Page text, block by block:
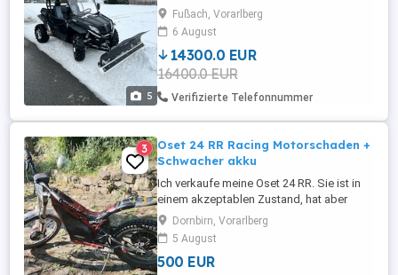
5
Fußach, Vorarlberg
6 August
14300.0 EUR
16400.0 EUR
Verifizierte Telefonnummer
3
Oset 24 RR Racing Motorschaden +
Schwacher akku
Ich verkaufe meine Oset 24 RR. Sie ist in
einem akzeptablen Zustand, hat aber
einen Motorschaden. ein Seiten Schutz
fehlt.
Dornbirn, Vorarlberg
5 August
500 EUR